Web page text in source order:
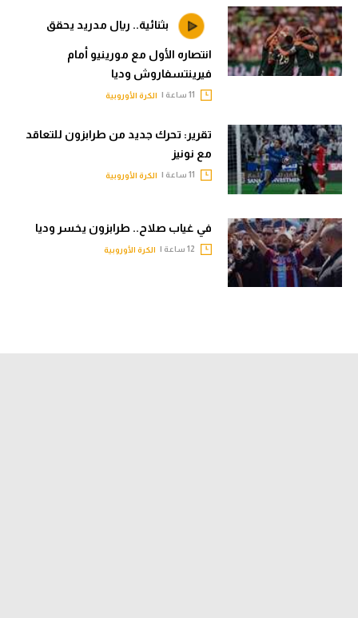
بثنائية.. ريال مدريد يحقق
انتصاره الأول مع مورينيو أمام
فيرينتسفاروش وديا
الكرة الأوروبية
تقرير: تحرك جديد من طرابزون للتعاقد
مع نونيز
الكرة الأوروبية
في غياب صلاح.. طرابزون يخسر وديا
الكرة الأوروبية